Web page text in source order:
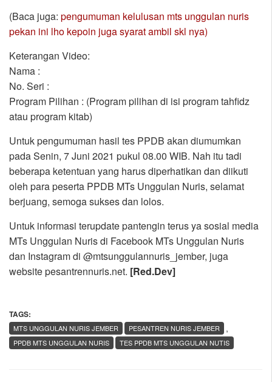
(Baca juga: pengumuman kelulusan mts unggulan nuris
pekan ini lho kepoin juga syarat ambil skl nya)
Keterangan Video:
Nama :
No. Seri :
Program Pilihan : (Program pilihan di isi program tahfidz
atau program kitab)
Untuk pengumuman hasil tes PPDB akan diumumkan
pada Senin, 7 Juni 2021 pukul 08.00 WIB. Nah itu tadi
beberapa ketentuan yang harus diperhatikan dan diikuti
oleh para peserta PPDB MTs Unggulan Nuris, selamat
berjuang, semoga sukses dan lolos.
Untuk informasi terupdate pantengin terus ya sosial media
MTs Unggulan Nuris di Facebook MTs Unggulan Nuris
dan Instagram di @mtsunggulannuris_jember, juga
website pesantrennuris.net. [Red.Dev]
TAGS:
,
MTS UNGGULAN NURIS JEMBER
PESANTREN NURIS JEMBER
PPDB MTS UNGGULAN NURIS
TES PPDB MTS UNGGULAN NUTIS